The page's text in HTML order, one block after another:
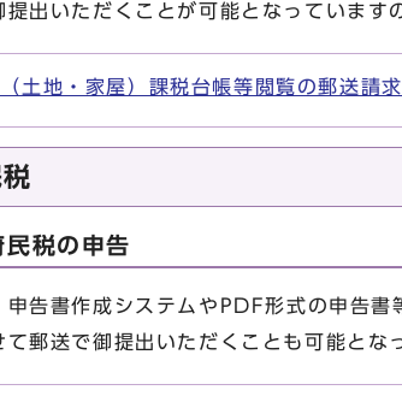
提出いただくことが可能となっています
土地・家屋）課税台帳等閲覧の郵送請求
税の申告
告書作成システムやPDF形式の申告書
て郵送で御提出いただくことも可能とな